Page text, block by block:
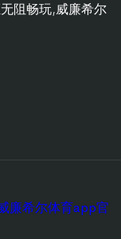
阻畅玩,威廉希尔
廉希尔体育app官